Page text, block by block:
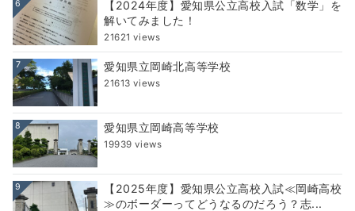
6
【2024年度】愛知県公立高校入試「数学」を
解いてみました！
21621 views
7 愛知県立岡崎北高等学校
21613 views
8 愛知県立岡崎高等学校
19939 views
9
【2025年度】愛知県公立高校入試≪岡崎高校
≫のボーダーってどうなるのだろう？志...